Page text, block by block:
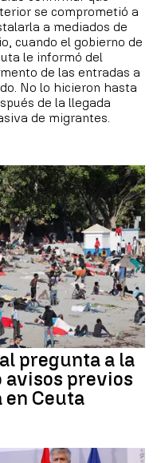
se comprometió a
a mediados de
cuando el gobierno de
le informó del
de las entradas a
No lo hicieron hasta
de la llegada
de migrantes.
pregunta a la
avisos previos
en Ceuta